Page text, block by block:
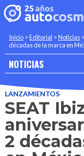
Inicio >Editorial >Noticias >
décadas de la marca en
NOTICIAS
LANZAMIENTOS
SEAT
2